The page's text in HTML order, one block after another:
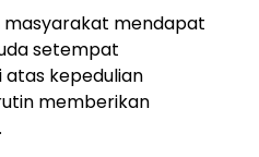
masyarakat mendapat
setempat
kepedulian
memberikan